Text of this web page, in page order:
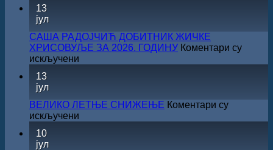
конкурса
Министарства
културе
за
издања
на
српском
13
јул
САША РАДОЈЧИЋ ДОБИТНИК ЖИЧКЕ
ХРИСОВУЉЕ ЗА 2026. ГОДИНУ Коментари су
искључени
ЖИЧКЕ
ХРИСОВУЉЕ
ЗА
13
јул
ВЕЛИКО ЛЕТЊЕ СНИЖЕЊЕ Коментари су
искључени
10
јул